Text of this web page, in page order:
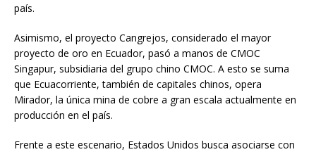
país.
Asimismo, el proyecto Cangrejos, considerado el mayor
proyecto de oro en Ecuador, pasó a manos de CMOC
Singapur, subsidiaria del grupo chino CMOC. A esto se suma
que Ecuacorriente, también de capitales chinos, opera
Mirador, la única mina de cobre a gran escala actualmente en
producción en el país.
Frente a este escenario, Estados Unidos busca asociarse con